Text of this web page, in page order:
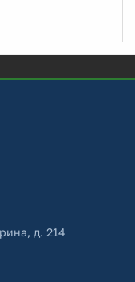
д. 214